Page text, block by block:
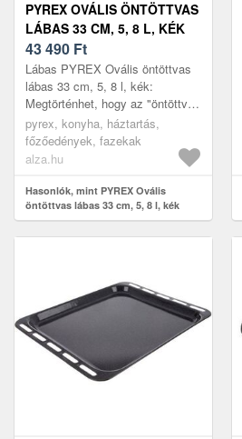
PYREX OVÁLIS ÖNTÖTTVAS
LÁBAS 33 CM, 5, 8 L, KÉK
43 490 Ft
Lábas PYREX Ovális öntöttvas
lábas 33 cm, 5, 8 l, kék:
Megtörténhet, hogy az "öntöttvas
lábas" szókapcsolat hallatán a
régimódi lábas jut eszedbe, ...
pyrex, konyha, háztartás,
főzőedények, fazekak
alza.hu
Hasonlók, mint PYREX Ovális
öntöttvas lábas 33 cm, 5, 8 l, kék